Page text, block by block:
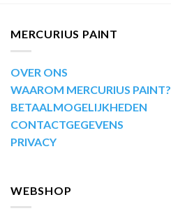
MERCURIUS PAINT
OVER ONS
WAAROM MERCURIUS PAINT?
BETAALMOGELIJKHEDEN
CONTACTGEGEVENS
PRIVACY
WEBSHOP